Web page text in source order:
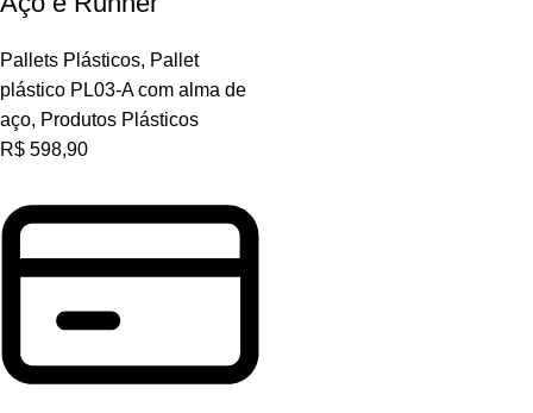
Pallets Plásticos, Pallet
plástico PL03-A com alma de
aço, Produtos Plásticos
R$ 598,90